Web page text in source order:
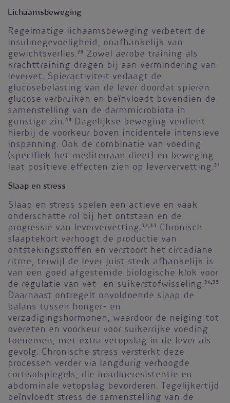
Lichaamsbeweging
Regelmatige lichaamsbeweging verbetert de
insulinegevoeligheid, onafhankelijk van
gewichtsverlies.29 Zowel aerobe training als
krachttraining dragen bij aan vermindering van
levervet. Spieractiviteit verlaagt de
glucosebelasting van de lever doordat spieren
glucose verbruiken en beïnvloedt bovendien de
samenstelling van de darmmicrobiota in
gunstige zin.30 Dagelijkse beweging verdient
hierbij de voorkeur boven incidentele intensieve
inspanning. Ook de combinatie van voeding
(specifiek het mediterraan dieet) en beweging
laat positieve effecten zien op leververvetting.31
Slaap en stress
Slaap en stress spelen een actieve en vaak
onderschatte rol bij het ontstaan en de
progressie van leververvetting.32,33 Chronisch
slaaptekort verhoogt de productie van
ontstekingsstoffen en verstoort het circadiane
ritme, terwijl de lever juist sterk afhankelijk is
van een goed afgestemde biologische klok voor
de regulatie van vet- en suikerstofwisseling.34,35
Daarnaast ontregelt onvoldoende slaap de
balans tussen honger- en
verzadigingshormonen, waardoor de neiging tot
overeten en voorkeur voor suikerrijke voeding
toenemen, met extra vetopslag in de lever als
gevolg. Chronische stress versterkt deze
processen verder via langdurig verhoogde
cortisolspiegels, die insulineresistentie en
abdominale vetopslag bevorderen. Tegelijkertijd
beïnvloedt stress de samenstelling van de